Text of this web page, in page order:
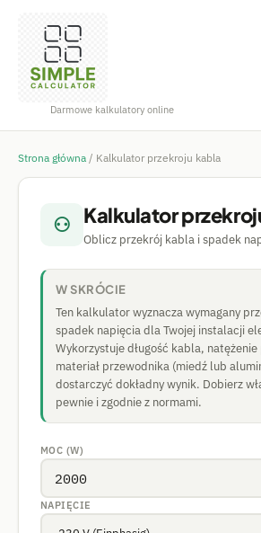
Darmowe kalkulatory online
Strona główna / Kalkulator przekroju kabla
⚇ Kalkulator
Oblicz przekrój kabla i spadek
W SKRÓCIE
Ten kalkulator wyznacza wymagany
spadek napięcia dla Twojej instalacji
Wykorzystuje długość kabla,
materiał przewodnika (miedź lub
dostarczyć dokładny wynik. Dobierz
pewnie i zgodnie z normami.
MOC (W)
NAPIĘCIE